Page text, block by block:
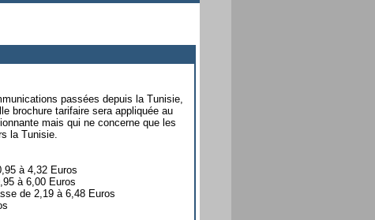
passées depuis la Tunisie,
brochure tarifaire sera appliquée au
mais qui ne concerne que les
la Tunisie.
à 4,32 Euros
à 6,00 Euros
de 2,19 à 6,48 Euros